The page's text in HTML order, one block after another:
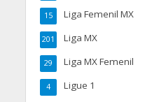
Liga Femenil MX
15
Liga MX
201
Liga MX Femenil
29
Ligue 1
4